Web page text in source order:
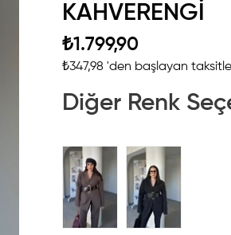
KAHVERENGİ
₺1.799,90
₺347,98 'den başlayan
Diğer Renk